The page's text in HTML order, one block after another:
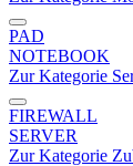
PAD
NOTEBOOK
Zur Kategorie
FIREWALL
SERVER
Zur Kategorie